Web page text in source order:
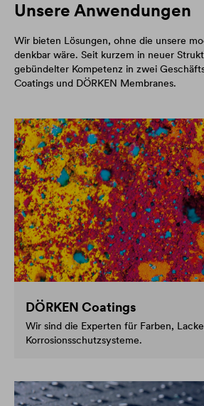
Unsere Anwendungen
Wir bieten Lösungen, ohne die unsere
denkbar wäre. Seit kurzem in neuer
gebündelter Kompetenz in zwei
Coatings und DÖRKEN Membranes.
DÖRKEN Coatings
Wir sind die Experten für Farben,
Korrosionsschutzsysteme.